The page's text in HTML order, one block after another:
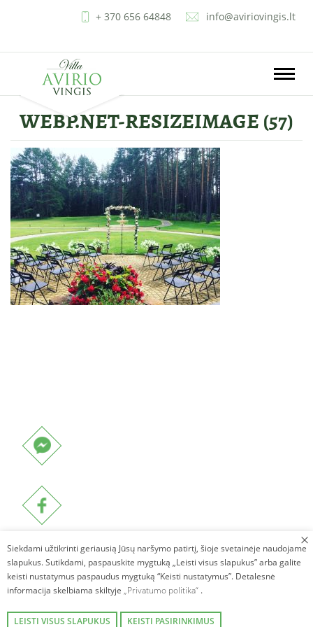
+ 370 656 64848 info@aviriovingis.lt
Toggle
WEBP.NET-RESIZEIMAGE (57)
Siekdami užtikrinti geriausią Jūsų naršymo patirtį, šioje svetainėje naudojame
slapukus. Sutikdami, paspauskite mygtuką „Leisti visus slapukus” arba galite
keisti nustatymus paspaudus mygtuką “Keisti nustatymus”. Detalesnė
informacija skelbiama skiltyje „Privatumo politika“ .
LEISTI VISUS SLAPUKUS KEISTI PASIRINKIMUS